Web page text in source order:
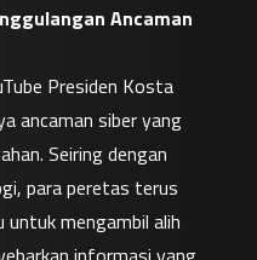
Ancaman
Presiden Kosta
ancaman siber yang
Seiring dengan
para peretas terus
untuk mengambil alih